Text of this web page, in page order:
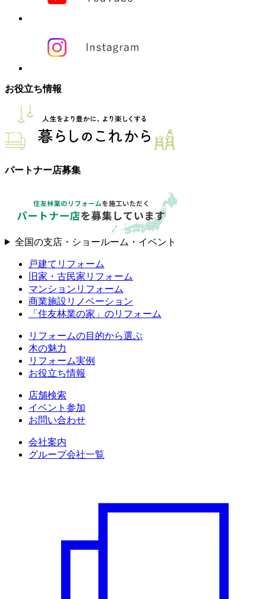
お役立ち情報
パートナー店募集
全国の支店・ショールーム・イベント
戸建てリフォーム
旧家・古民家リフォーム
マンションリフォーム
商業施設リノベーション
「住友林業の家」のリフォーム
リフォームの目的から選ぶ
木の魅力
リフォーム実例
お役立ち情報
店舗検索
イベント参加
お問い合わせ
会社案内
グループ会社一覧